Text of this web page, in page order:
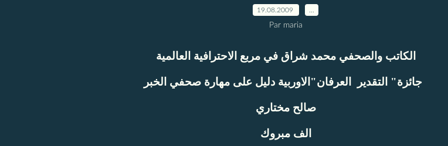
19.08.2009
Par maria
الكاتب والصحفي محمد شراق في مربع الاحترافية العالمية
جائزة" التقدير العرفان"الاوربية دليل على مهارة صحفي الخبر
صالح مختاري
الف مبروك